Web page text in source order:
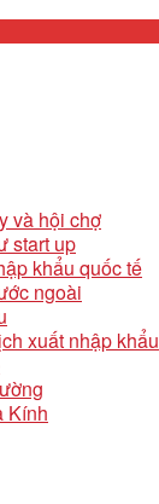
và hội chợ
start up
khẩu quốc tế
ngoài
xuất nhập khẩu
Kính